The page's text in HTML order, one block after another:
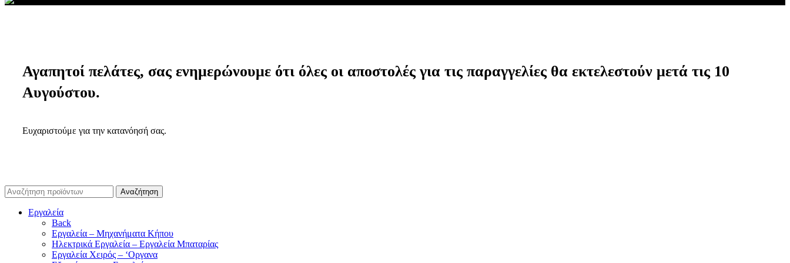
Αγαπητοί πελάτες, σας ενημερώνουμε ότι όλες οι αποστολές για τις παραγγελίες θα εκτελεστούν μετά τις 10
Αυγούστου.
Ευχαριστούμε για την κατανόησή σας.
Αναζήτηση
Εργαλεία
Back
Εργαλεία – Μηχανήματα Κήπου
Ηλεκτρικά Εργαλεία – Εργαλεία Μπαταρίας
Εργαλεία Χειρός – ‘Οργανα